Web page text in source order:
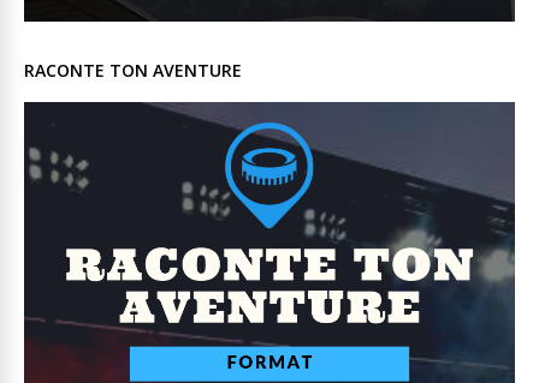
RACONTE TON AVENTURE